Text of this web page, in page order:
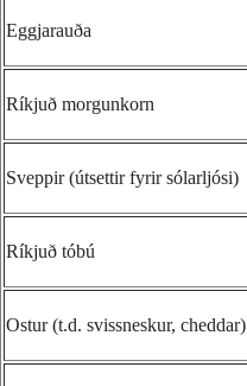
Eggjarauða
Ríkjuð morgunkorn
Sveppir (útsettir fyrir sólarljósi)
Ríkjuð tóbú
Ostur (t.d. svissneskur, cheddar)